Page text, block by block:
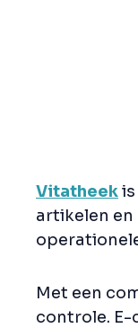
Vitatheek
artikelen en
Met een
controle. E-